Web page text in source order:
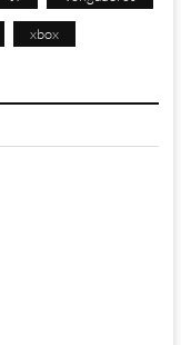
xbox